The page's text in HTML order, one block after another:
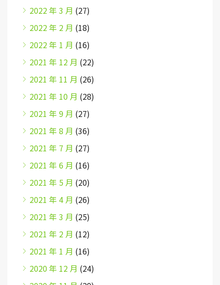
2022 年 3 月 (27)
2022 年 2 月 (18)
2022 年 1 月 (16)
2021 年 12 月 (22)
2021 年 11 月 (26)
2021 年 10 月 (28)
2021 年 9 月 (27)
2021 年 8 月 (36)
2021 年 7 月 (27)
2021 年 6 月 (16)
2021 年 5 月 (20)
2021 年 4 月 (26)
2021 年 3 月 (25)
2021 年 2 月 (12)
2021 年 1 月 (16)
2020 年 12 月 (24)